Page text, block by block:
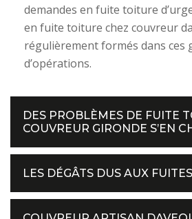
demandes en fuite toiture
en fuite toiture chez couvreur
régulièrement formés dans ces
d’opérations.
DES PROBLÈMES DE FUITE
COUVREUR GIRONDE S’EN
LES DÉGÂTS DUS AUX